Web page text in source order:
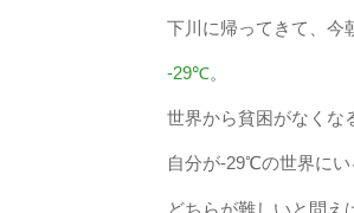
下川に帰ってきて、今
-29℃。
世界から貧困がなくな
自分が-29℃の世界に
どちらが難しいと問え